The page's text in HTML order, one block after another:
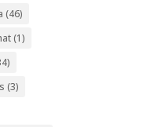
(46)
(1)
(3)